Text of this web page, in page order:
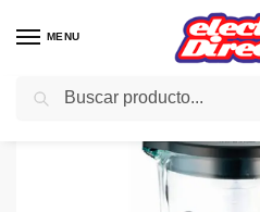
MENU
Inicio PAE / Cocina / Batidoras